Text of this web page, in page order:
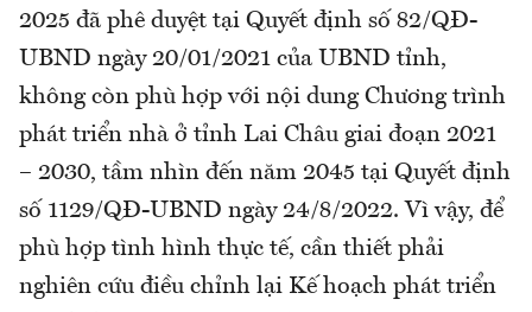
2025 đã phê duyệt tại Quyết định số 82/QĐ-
UBND ngày 20/01/2021 của UBND tỉnh,
không còn phù hợp với nội dung Chương trình
phát triển nhà ở tỉnh Lai Châu giai đoạn 2021
– 2030, tầm nhìn đến năm 2045 tại Quyết định
số 1129/QĐ-UBND ngày 24/8/2022. Vì vậy, để
phù hợp tình hình thực tế, cần thiết phải
nghiên cứu điều chỉnh lại Kế hoạch phát triển